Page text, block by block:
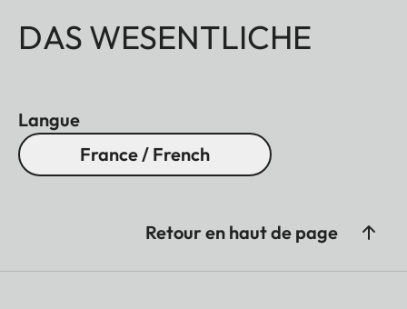
DAS WESENTLICHE
Langue
France / French
Retour en haut de page